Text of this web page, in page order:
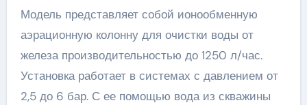
Модель представляет собой ионообменную
аэрационную колонну для очистки воды от
железа производительностью до 1250 л/час.
Установка работает в системах с давлением от
2,5 до 6 бар. С ее помощью вода из скважины